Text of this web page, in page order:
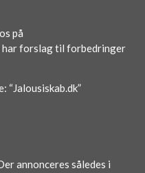
på
forslag til forbedringer
“Jalousiskab.dk”
annonceres således i